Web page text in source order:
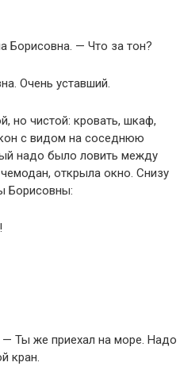
Борисовна. — Что за тон?
Очень уставший.
но чистой: кровать, шкаф,
с видом на соседнюю
надо было ловить между
открыла окно. Снизу
Борисовны:
Ты же приехал на море. Надо
кран.